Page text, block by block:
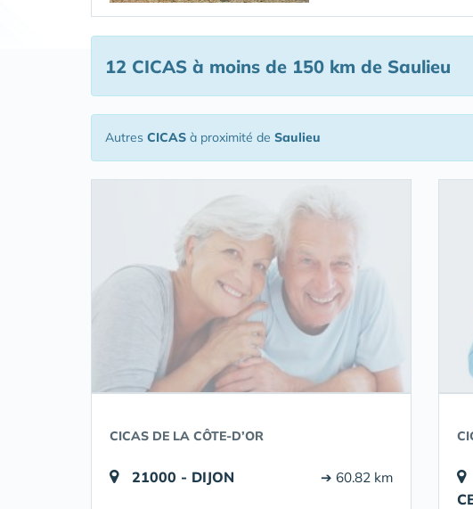
12 CICAS à moins de 150 km de Saulieu
Autres CICAS à proximité de Saulieu
CICAS DE LA CÔTE-D’OR
21000 - DIJON ➔ 60.82 km